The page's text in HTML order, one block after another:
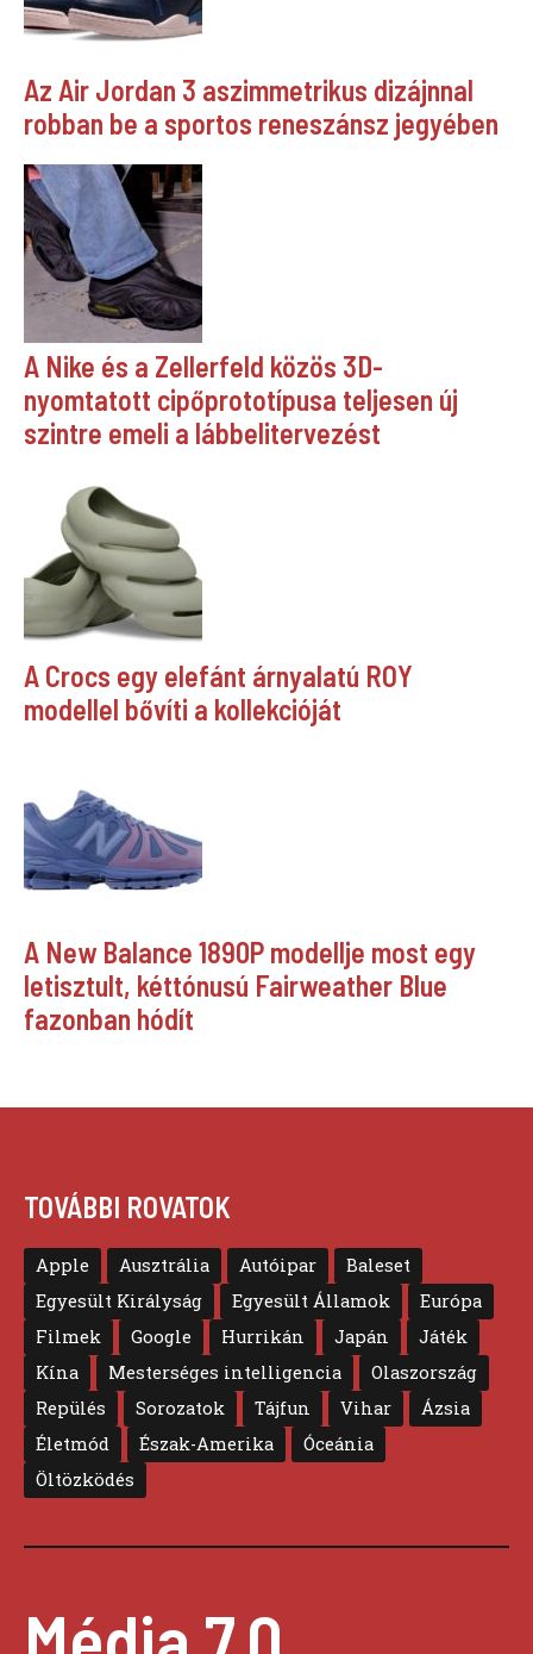
Az Air Jordan 3 aszimmetrikus dizájnnal
robban be a sportos reneszánsz jegyében
A Nike és a Zellerfeld közös 3D-
nyomtatott cipőprototípusa teljesen új
szintre emeli a lábbelitervezést
A Crocs egy elefánt árnyalatú ROY
modellel bővíti a kollekcióját
A New Balance 1890P modellje most egy
letisztult, kéttónusú Fairweather Blue
fazonban hódít
TOVÁBBI ROVATOK
Apple Ausztrália Autóipar
Baleset
Egyesült Királyság
Egyesült Államok
Európa
Filmek
Google Hurrikán Japán
Játék
Kína
Mesterséges intelligencia
Olaszország
Repülés
Sorozatok Tájfun Vihar
Ázsia
Életmód
Észak-Amerika
Óceánia
Öltözködés